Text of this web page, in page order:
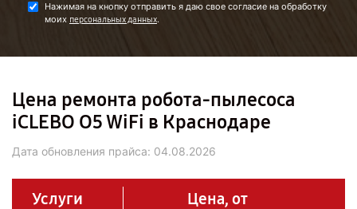
Нажимая на кнопку отправить я даю свое согласие на обработку
моих персональных данных.
Цена ремонта робота-пылесоса
iCLEBO O5 WiFi в Краснодаре
Дата обновления прайса: 04.08.2026
Услуги Цена, от